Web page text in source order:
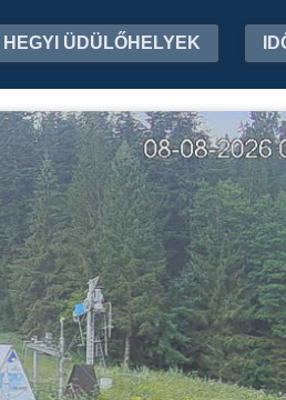
HEGYI ÜDÜLŐHELYEK